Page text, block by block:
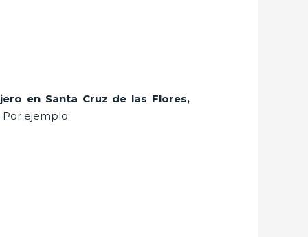
en Santa Cruz de las Flores,
ejemplo: